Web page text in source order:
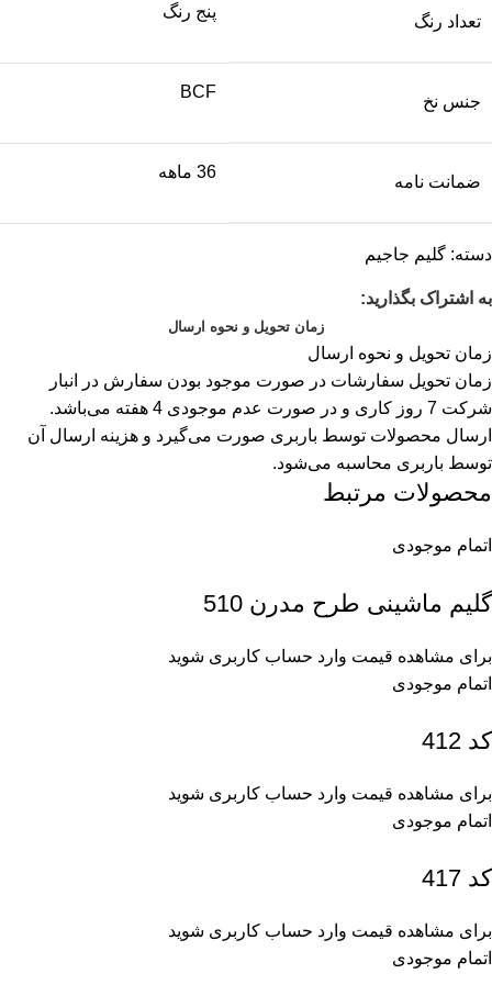
تعداد رنگ
پنج رنگ
جنس نخ
BCF
ضمانت نامه
36 ماهه
دسته: گلیم جاجیم
به اشتراک بگذارید:
زمان تحویل و نحوه ارسال
زمان تحویل و نحوه ارسال
زمان تحویل سفارشات در صورت موجود بودن سفارش در انبار
شرکت 7 روز کاری و در صورت عدم موجودی 4 هفته می‌باشد.
ارسال محصولات توسط باربری صورت می‌گیرد و هزینه ارسال آن
توسط باربری محاسبه می‌شود.
محصولات مرتبط
اتمام موجودی
گلیم ماشینی طرح مدرن 510
برای مشاهده قیمت وارد حساب کاربری شوید
اتمام موجودی
کد 412
برای مشاهده قیمت وارد حساب کاربری شوید
اتمام موجودی
کد 417
برای مشاهده قیمت وارد حساب کاربری شوید
اتمام موجودی